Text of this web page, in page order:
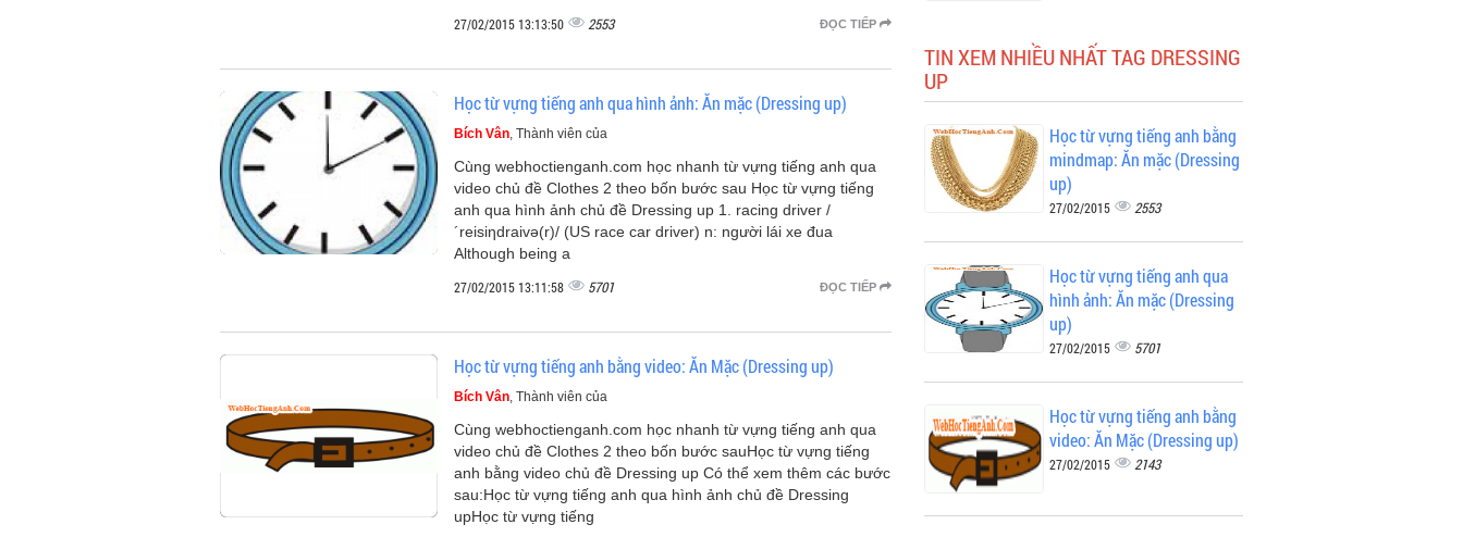
ĐỌC TIẾP
27/02/2015 13:13:50 2553
Học từ vựng tiếng anh qua hình ảnh: Ăn mặc (Dressing up)
Bích Vân, Thành viên của
Cùng webhoctienganh.com học nhanh từ vựng tiếng anh qua
video chủ đề Clothes 2 theo bốn bước sau Học từ vựng tiếng
anh qua hình ảnh chủ đề Dressing up 1. racing driver /
´reisiηdraivә(r)/ (US race car driver) n: người lái xe đua
Although being a
ĐỌC TIẾP
27/02/2015 13:11:58 5701
Học từ vựng tiếng anh bằng video: Ăn Mặc (Dressing up)
Bích Vân, Thành viên của
Cùng webhoctienganh.com học nhanh từ vựng tiếng anh qua
video chủ đề Clothes 2 theo bốn bước sauHọc từ vựng tiếng
anh bằng video chủ đề Dressing up Có thể xem thêm các bước
sau:Học từ vựng tiếng anh qua hình ảnh chủ đề Dressing
upHọc từ vựng tiếng
TIN XEM NHIỀU NHẤT TAG DRESSING
UP
Học từ vựng tiếng anh bằng
mindmap: Ăn mặc (Dressing
up)
27/02/2015 2553
Học từ vựng tiếng anh qua
hình ảnh: Ăn mặc (Dressing
up)
27/02/2015 5701
Học từ vựng tiếng anh bằng
video: Ăn Mặc (Dressing up)
27/02/2015 2143